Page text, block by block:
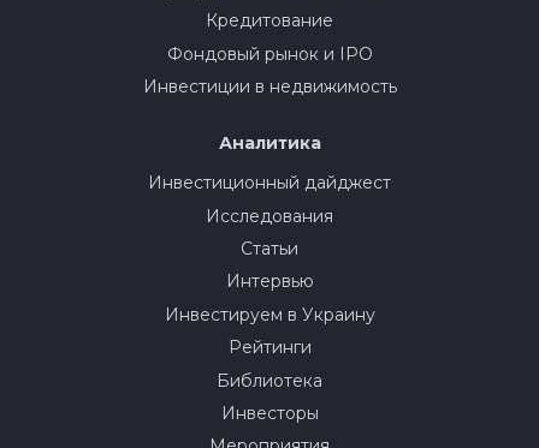
Кредитование
Фондовый рынок и IPO
Инвестиции в недвижимость
Аналитика
Инвестиционный дайджест
Исследования
Статьи
Интервью
Инвестируем в Украину
Рейтинги
Библиотека
Инвесторы